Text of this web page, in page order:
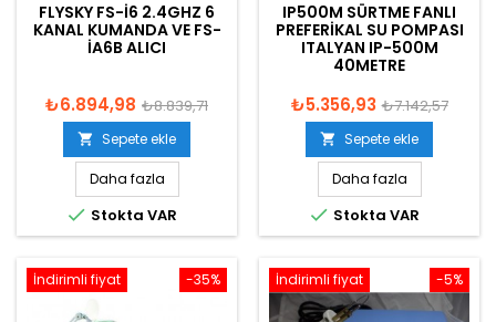
FLYSKY FS-I6 2.4GHZ 6
KANAL KUMANDA VE FS-
IA6B ALICI
₺6.894,98 ₺8.839,71
 Sepete ekle
Daha fazla
 Stokta VAR
IP500M SÜRTME FANLI
PREFERIKAL SU POMPASI
ITALYAN IP-500M
40METRE
₺5.356,93 ₺7.142,57
 Sepete ekle
Daha fazla
 Stokta VAR
-35%
İndirimli fiyat -5%
İndirimli fiyat